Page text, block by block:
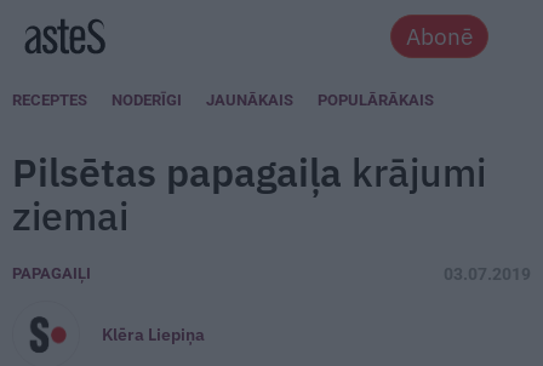
Abonē
RECEPTES NODERĪGI JAUNĀKAIS POPULĀRĀKAIS
Pilsētas papagaiļa krājumi
ziemai
PAPAGAIĻI 03.07.2019
Klēra Liepiņa